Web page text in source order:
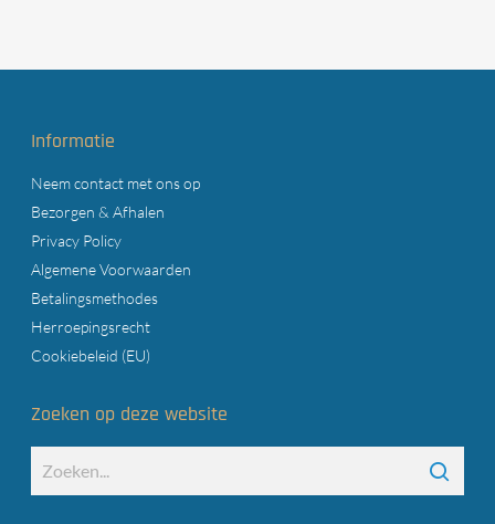
Informatie
Neem contact met ons op
Bezorgen & Afhalen
Privacy Policy
Algemene Voorwaarden
Betalingsmethodes
Herroepingsrecht
Cookiebeleid (EU)
Zoeken op deze website